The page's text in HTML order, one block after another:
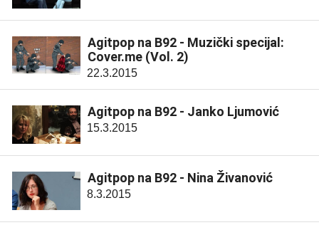
Agitpop na B92 - Muzički specijal:
Cover.me (Vol. 2)
22.3.2015
Agitpop na B92 - Janko Ljumović
15.3.2015
Agitpop na B92 - Nina Živanović
8.3.2015